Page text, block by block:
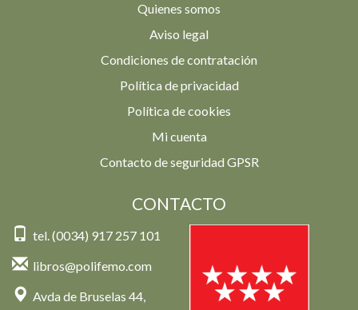
Quienes somos
Aviso legal
Condiciones de contratación
Política de privacidad
Política de cookies
Mi cuenta
Contacto de seguridad GPSR
CONTACTO
tel. (0034) 917 257 101
libros@polifemo.com
Avda de Bruselas 44,